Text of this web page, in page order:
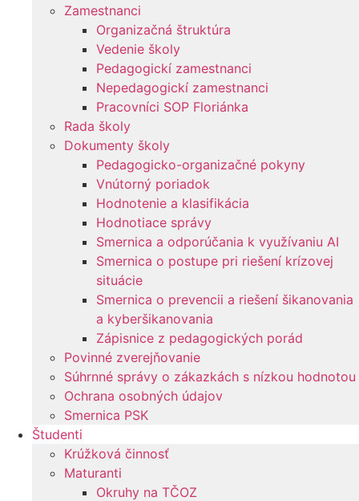
Zamestnanci
Organizačná štruktúra
Vedenie školy
Pedagogickí zamestnanci
Nepedagogickí zamestnanci
Pracovníci SOP Floriánka
Rada školy
Dokumenty školy
Pedagogicko-organizačné pokyny
Vnútorný poriadok
Hodnotenie a klasifikácia
Hodnotiace správy
Smernica a odporúčania k využívaniu AI
Smernica o postupe pri riešení krízovej
situácie
Smernica o prevencii a riešení šikanovania
a kyberšikanovania
Zápisnice z pedagogických porád
Povinné zverejňovanie
Súhrnné správy o zákazkách s nízkou hodnotou
Ochrana osobných údajov
Smernica PSK
Študenti
Krúžková činnosť
Maturanti
Okruhy na TČOZ